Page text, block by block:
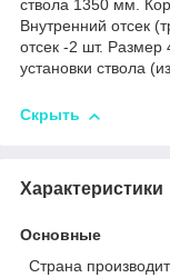
ствола 1350 мм.
Внутренний отсек
отсек -2 шт.
установки ствола
Скрыть
Характеристики
Основные
Страна